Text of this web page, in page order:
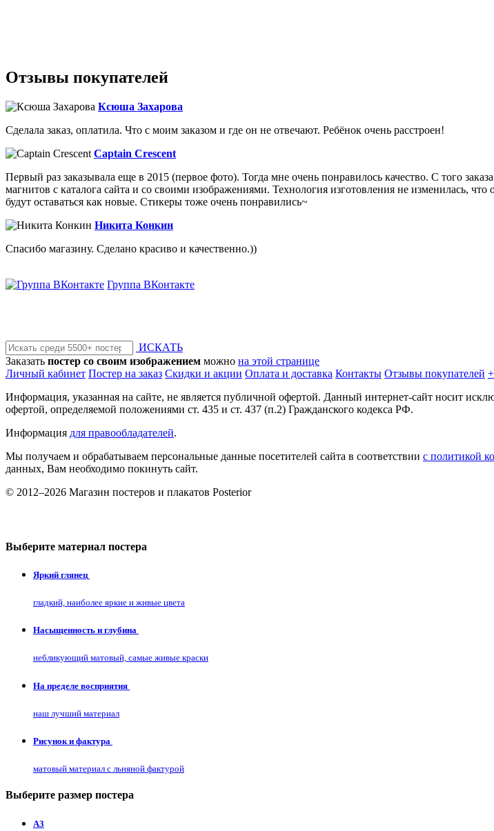
Отзывы покупателей
Ксюша Захарова
Сделала заказ, оплатила. Что с моим заказом и где он не отвечают. Ребёнок очень расстроен!
Captain Crescent
Первый раз заказывала еще в 2015 (первое фото). Тогда мне очень понравилось качество. С того
магнитов с каталога сайта и со своими изображениями. Технология изготовления не изменилась,
будут оставаться как новые. Стикеры тоже очень понравились~
Никита Конкин
Спасибо магазину. Сделано красиво и качественно.))
Группа ВКонтакте
ИСКАТЬ
Заказать постер со своим изображением можно на этой странице
Личный кабинет Постер на заказ Скидки и акции Оплата и доставка Контакты Отзывы покупателей
Информация, указанная на сайте, не является публичной офертой. Данный интернет-сайт носит
офертой, определяемой положениями ст. 435 и ст. 437 (п.2) Гражданского кодекса РФ.
Информация для правообладателей.
Мы получаем и обрабатываем персональные данные посетителей сайта в соответствии с политикой
данных, Вам необходимо покинуть сайт.
© 2012–2026 Магазин постеров и плакатов Posterior
Выберите материал постера
Яркий глянец
гладкий, наиболее яркие и живые цвета
Насыщенность и глубина
небликующий матовый, самые живые краски
На пределе восприятия
наш лучший материал
Рисунок и фактура
матовый материал с льняной фактурой
Выберите размер постера
А3